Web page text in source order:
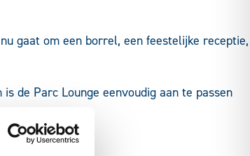
gaat om een borrel, een feestelijke receptie,
de Parc Lounge eenvoudig aan te passen